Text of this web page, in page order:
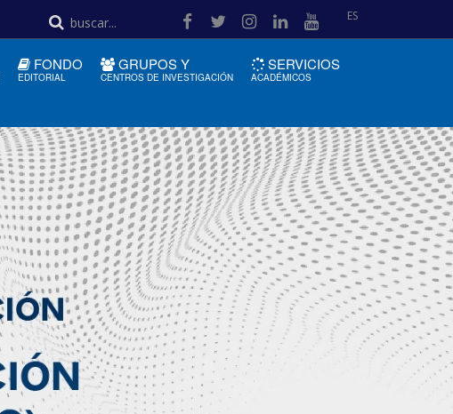
ES
FONDO
EDITORIAL
GRUPOS Y
CENTROS DE INVESTIGACIÓN
SERVICIOS
ACADÉMICOS